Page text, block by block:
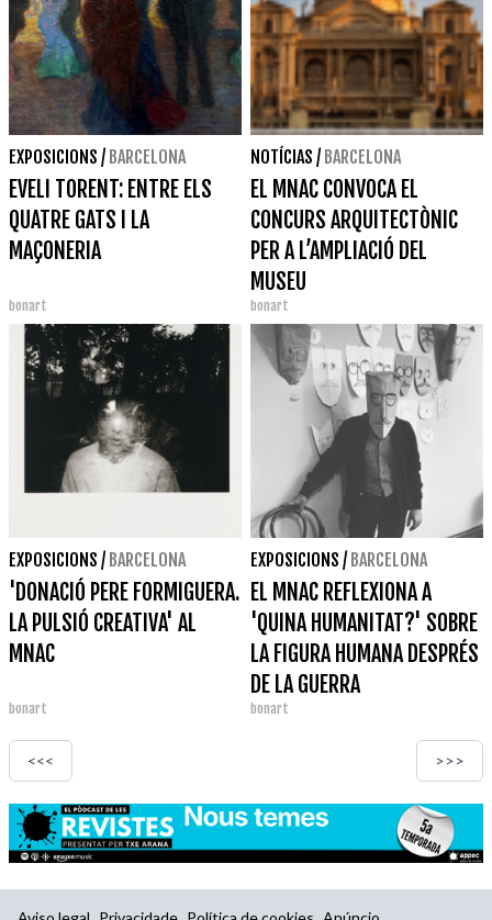
EXPOSICIONS / BARCELONA
EVELI TORENT: ENTRE ELS
QUATRE GATS I LA
MAÇONERIA
bonart
NOTÍCIAS / BARCELONA
EL MNAC CONVOCA EL
CONCURS ARQUITECTÒNIC
PER A L’AMPLIACIÓ DEL
MUSEU
bonart
EXPOSICIONS / BARCELONA
'DONACIÓ PERE FORMIGUERA.
LA PULSIÓ CREATIVA' AL
MNAC
bonart
EXPOSICIONS / BARCELONA
EL MNAC REFLEXIONA A
'QUINA HUMANITAT?' SOBRE
LA FIGURA HUMANA DESPRÉS
DE LA GUERRA
bonart
<<< >>>